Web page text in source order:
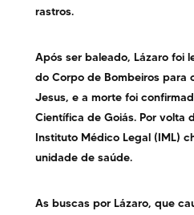
rastros.
Após ser baleado, Lázaro foi
do Corpo de Bombeiros para
Jesus, e a morte foi
Científica de Goiás. Por volta
Instituto Médico Legal (IML)
unidade de saúde.
As buscas por Lázaro, que